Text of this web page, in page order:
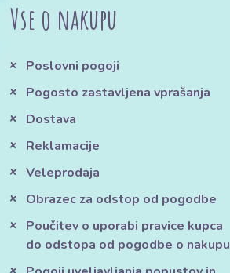
Vse o nakupu
Poslovni pogoji
Pogosto zastavljena vprašanja
Dostava
Reklamacije
Veleprodaja
Obrazec za odstop od pogodbe
Poučitev o uporabi pravice kupca
do odstopa od pogodbe o nakupu